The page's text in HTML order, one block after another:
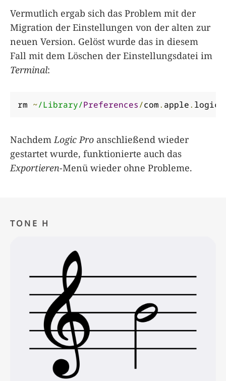
Vermutlich ergab sich das Problem mit der
Migration der Einstellungen von der alten zur
neuen Version. Gelöst wurde das in diesem
Fall mit dem Löschen der Einstellungsdatei im
Terminal:
rm ~/Library/Preferences/com. apple.
NachdemLogic Pro anschließend wieder
gestartet wurde, funktionierte auch das
Exportieren-Menü wieder ohne Probleme.
TONE H